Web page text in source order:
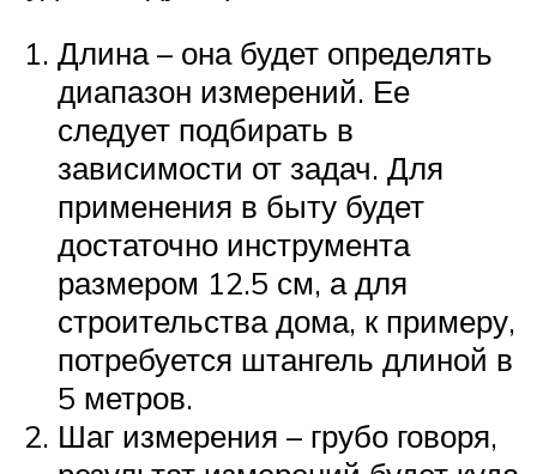
Длина – она будет определять
диапазон измерений. Ее
следует подбирать в
зависимости от задач. Для
применения в быту будет
достаточно инструмента
размером 12.5 см, а для
строительства дома, к примеру,
потребуется штангель длиной в
5 метров.
Шаг измерения – грубо говоря,